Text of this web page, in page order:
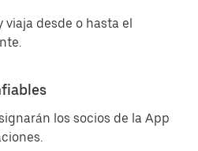
viaja desde o hasta el
los socios de la App